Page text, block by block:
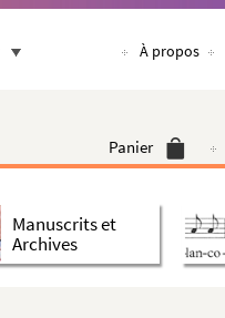
À propos
Panier
Manuscrits et
Archives